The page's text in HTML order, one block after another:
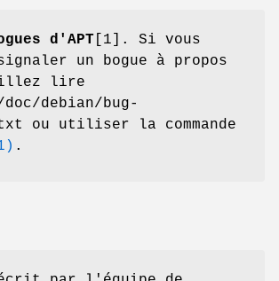
d'APT [1]. Si vous
un bogue à propos
lire
debian/bug-
ou utiliser la commande
.